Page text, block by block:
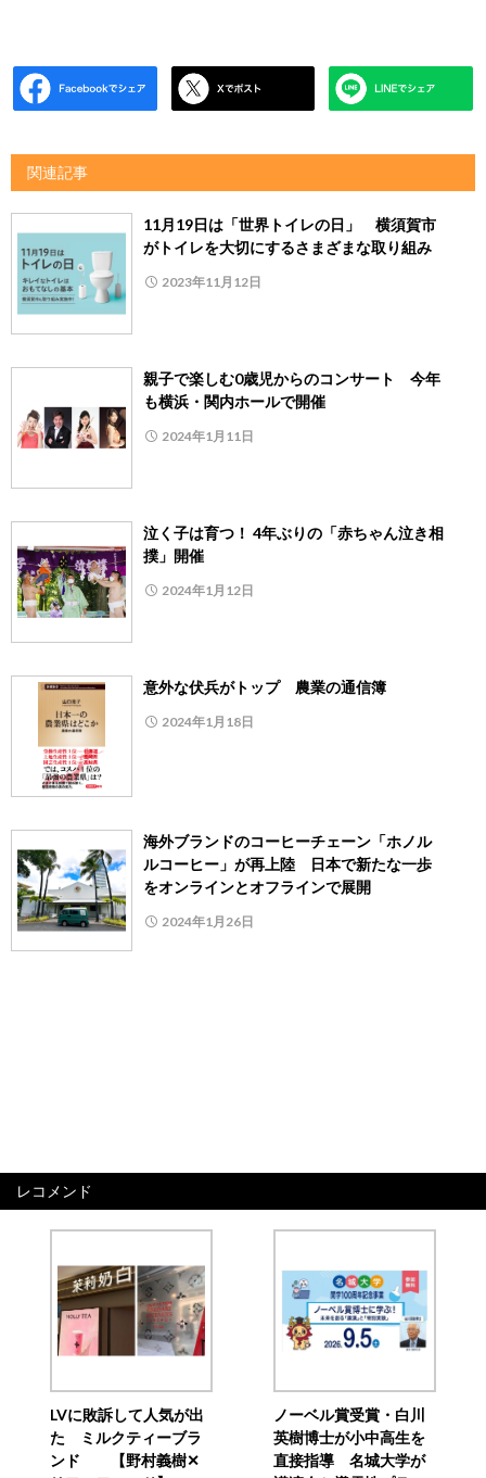
関連記事
11月19日は「世界トイレの日」 横須賀市
がトイレを大切にするさまざまな取り組み
2023年11月12日
親子で楽しむ0歳児からのコンサート 今年
も横浜・関内ホールで開催
2024年1月11日
泣く子は育つ！ 4年ぶりの「赤ちゃん泣き相
撲」開催
2024年1月12日
意外な伏兵がトップ 農業の通信簿
2024年1月18日
海外ブランドのコーヒーチェーン「ホノル
ルコーヒー」が再上陸 日本で新たな一歩
をオンラインとオフラインで展開
2024年1月26日
レコメンド
LVに敗訴して人気が出
た ミルクティーブラ
ンド 【野村義樹✕
ノーベル賞受賞・白川
英樹博士が小中高生を
直接指導 名城大学が